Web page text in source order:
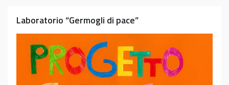
Laboratorio “Germogli di pace”